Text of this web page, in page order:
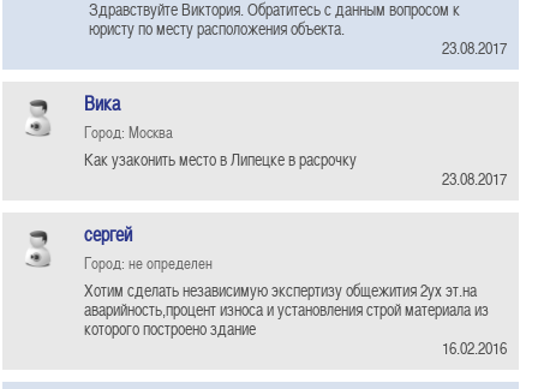
Здравствуйте Виктория. Обратитесь с данным вопросом к
юристу по месту расположения объекта.
23.08.2017
Вика
Город: Москва
Как узаконить место в Липецке в расрочку
23.08.2017
сергей
Город: не определен
Хотим сделать независимую экспертизу общежития 2ух эт.на
аварийность,процент износа и установления строй материала из
которого построено здание
16.02.2016